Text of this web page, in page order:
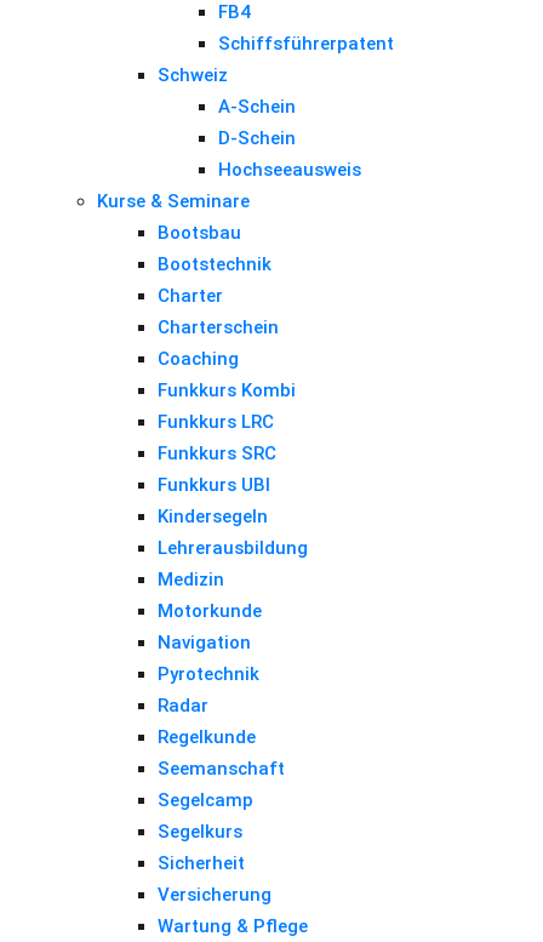
FB4
Schiffsführerpatent
Schweiz
A-Schein
D-Schein
Hochseeausweis
Kurse & Seminare
Bootsbau
Bootstechnik
Charter
Charterschein
Coaching
Funkkurs Kombi
Funkkurs LRC
Funkkurs SRC
Funkkurs UBI
Kindersegeln
Lehrerausbildung
Medizin
Motorkunde
Navigation
Pyrotechnik
Radar
Regelkunde
Seemanschaft
Segelcamp
Segelkurs
Sicherheit
Versicherung
Wartung & Pflege